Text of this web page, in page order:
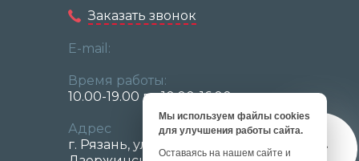
Заказать звонок
E-mail:
Время работы:
10.00-19.00 вс 10.00-16.00
Адрес
г. Рязань, ул.
Мы используем файлы cookies
для улучшения работы сайта.
Оставаясь на нашем сайте и